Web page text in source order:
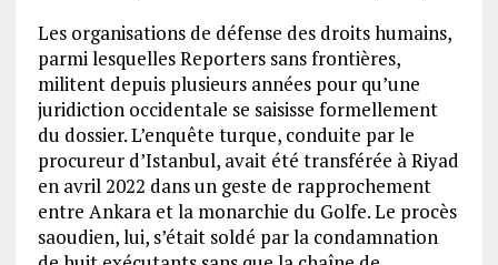
Les organisations de défense des droits humains,
parmi lesquelles Reporters sans frontières,
militent depuis plusieurs années pour qu’une
juridiction occidentale se saisisse formellement
du dossier. L’enquête turque, conduite par le
procureur d’Istanbul, avait été transférée à Riyad
en avril 2022 dans un geste de rapprochement
entre Ankara et la monarchie du Golfe. Le procès
saoudien, lui, s’était soldé par la condamnation